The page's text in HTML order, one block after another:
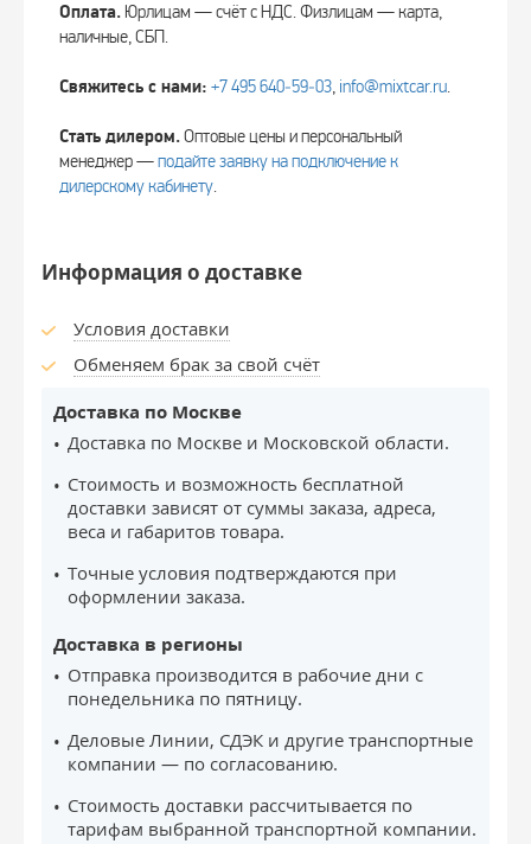
Оплата. Юрлицам — счёт с НДС. Физлицам — карта,
наличные, СБП.
Свяжитесь с нами: +7 495 640‑59‑03, info@mixtcar.ru.
Стать дилером.Оптовые цены и персональный
менеджер —подайте заявку на подключение к
дилерскому кабинету.
Информация о доставке
Условия доставки
Обменяем брак за свой счёт
Доставка по Москве
Доставка по Москве и Московской области.
Стоимость и возможность бесплатной
доставки зависят от суммы заказа, адреса,
веса и габаритов товара.
Точные условия подтверждаются при
оформлении заказа.
Доставка в регионы
Отправка производится в рабочие дни с
понедельника по пятницу.
Деловые Линии, СДЭК и другие транспортные
компании — по согласованию.
Стоимость доставки рассчитывается по
тарифам выбранной транспортной компании.